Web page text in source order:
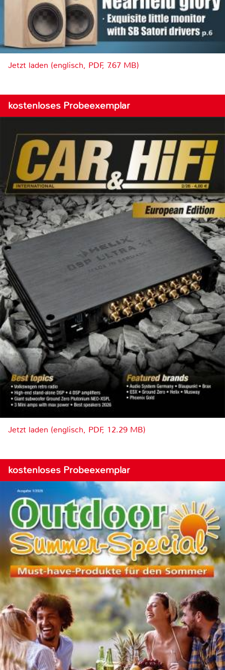
Jetzt laden (englisch, PDF, 7.67 MB)
kostenloses Probeexemplar
Jetzt laden (englisch, PDF, 12.29 MB)
kostenloses Probeexemplar